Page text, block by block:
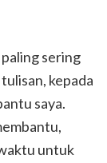
paling sering
kepada
saya.
untuk